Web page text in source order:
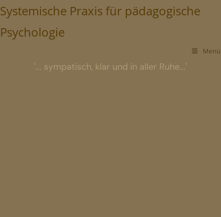
Systemische Praxis für pädagogische
Psychologie
Menü
'... sympatisch, klar und in aller Ruhe...'